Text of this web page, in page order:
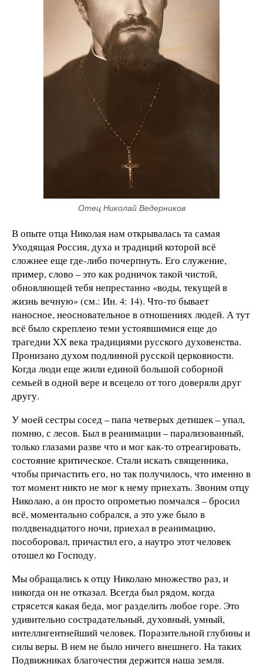
Отец Николай Ведерников
В опыте отца Николая нам открывалась та самая
Уходящая Россия, духа и традиций которой всё
сложнее еще где-либо почерпнуть. Его служение,
пример, слово – это как родничок такой чистой,
обновляющей тебя непрестанно «воды, текущей в
жизнь вечную» (см.: Ин. 4: 14). Что-то бывает
наносное, неосновательное в отношениях людей. А тут
всё было скреплено теми устоявшимися еще до
трагедии XX века традициями русского духовенства.
Пронизано духом подлинной русской церковности.
Когда люди еще жили единой большой соборной
семьей в одной вере и всецело от того доверяли друг
другу.
У моей сестры сосед – папа четверых детишек – упал,
помню, с лесов. Был в реанимации – парализованный,
только глазами разве что и мог как-то отреагировать,
состояние критическое. Стали искать священника,
чтобы причастить его, но так получилось, что именно в
тот момент никто не мог к нему приехать. Звоним отцу
Николаю, а он просто опрометью помчался – бросил
всё, моментально собрался, а это уже было в
полдвенадцатого ночи, приехал в реанимацию,
пособоровал, причастил его, а наутро этот человек
отошел ко Господу.
Мы обращались к отцу Николаю множество раз, и
никогда он не отказал. Всегда был рядом, когда
стрясется какая беда, мог разделить любое горе. Это
удивительно сострадательный, духовный, умный,
интеллигентнейший человек. Поразительной глубины и
силы веры. В нем не было ничего внешнего. На таких
Подвижниках благочестия держится наша земля.